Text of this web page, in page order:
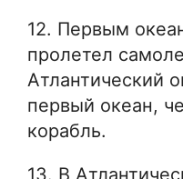
12. Первым
пролетел
Атлантический
первый океан,
корабль.
13. В